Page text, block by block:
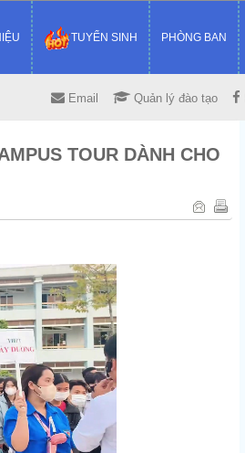
TUYỂN SINH PHÒNG BAN
Email Quản lý đào tạo
TOUR DÀNH CHO